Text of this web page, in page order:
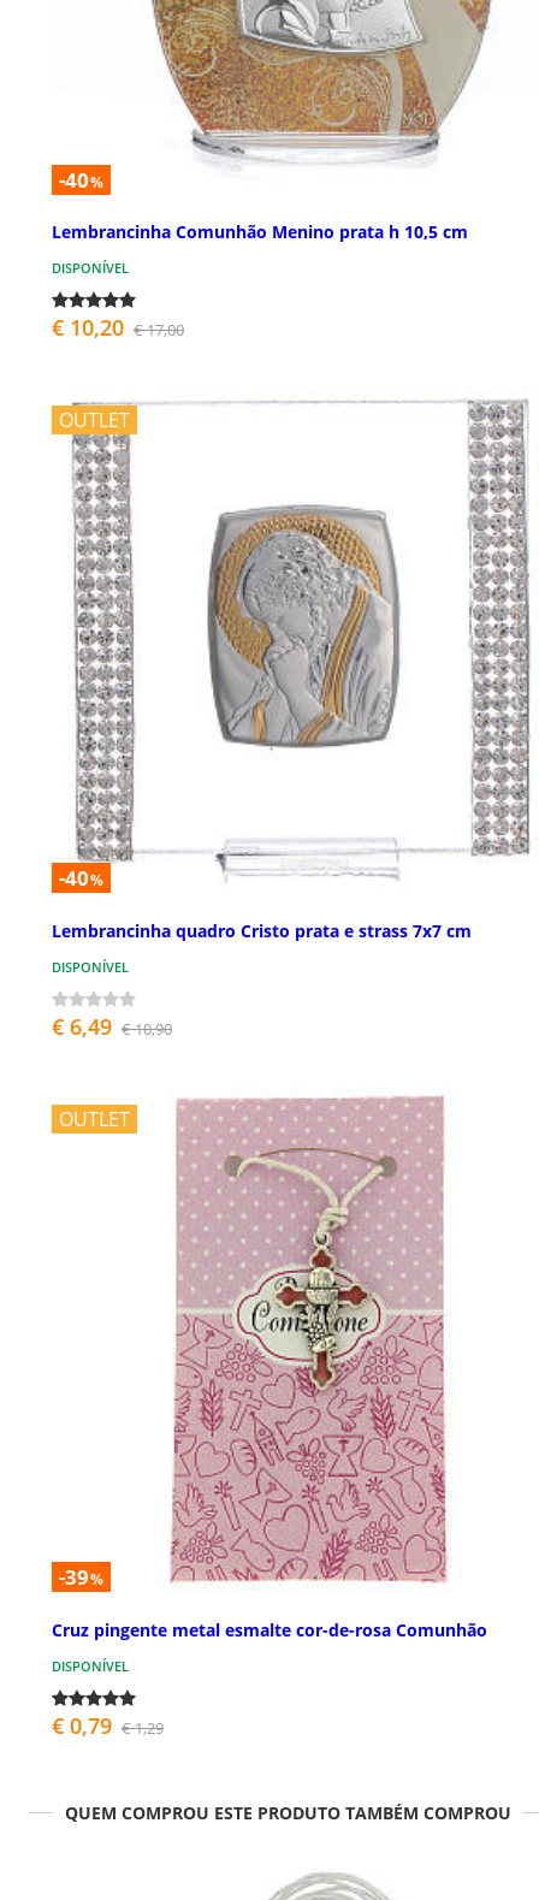
-40%
Lembrancinha Comunhão Menino prata h 10,5 cm
DISPONÍVEL
€ 10,20 € 17,00
OUTLET
-40%
Lembrancinha quadro Cristo prata e strass 7x7 cm
DISPONÍVEL
€ 6,49 € 10,90
OUTLET
-39%
Cruz pingente metal esmalte cor-de-rosa Comunhão
DISPONÍVEL
€ 0,79 € 1,29
QUEM COMPROU ESTE PRODUTO TAMBÉM COMPROU